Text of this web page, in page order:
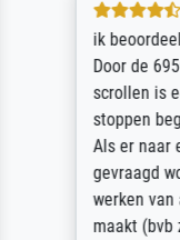
ik
Door de
scrollen is
stoppen
Als er naar
gevraagd
werken
maakt (bvb